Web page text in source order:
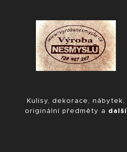
Kulisy, dekorace, nábytek,
originální předměty a další